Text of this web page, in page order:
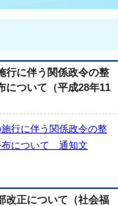
行に伴う関係政令の整
について（平成28年11
行に伴う関係政令の整
布について 通知文
改正について（社会福